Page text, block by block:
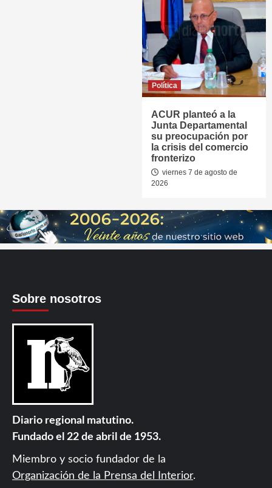
Política
ACUR planteó a la
Junta Departamental
su preocupación por
la crisis del comercio
fronterizo
viernes 7 de agosto de
2026
Sobre nosotros
Diario regional matutino.
Fundado el 22 de abril de 1953.
Miembro y socio fundador de la
Organización de la Prensa del Interior.